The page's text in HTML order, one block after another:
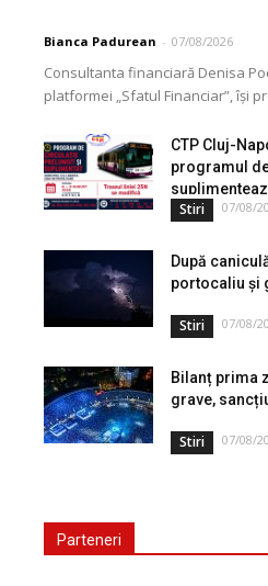
Bianca Padurean - 07/08/2026
Consultanta financiară Denisa
platformei „Sfatul Financiar”, își
de peste...
CTP Cluj-
programul
Stiri 07/08/
După
portocaliu și
Stiri 07/08/
Bilanț prima
grave,
Stiri 07/08/
Parteneri